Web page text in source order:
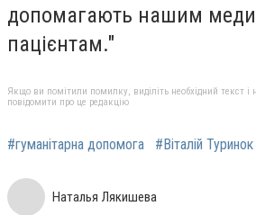
допомагають нашим
пацієнтам."
Якщо ви помітили помилку, виділіть необхідний текст і
повідомити про це редакцію
#гуманітарна допомога #Віталій Туринок
Наталья Лякишева